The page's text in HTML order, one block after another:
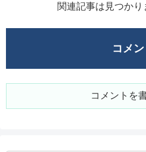
関連記事は見つかり
コメン
コメントを